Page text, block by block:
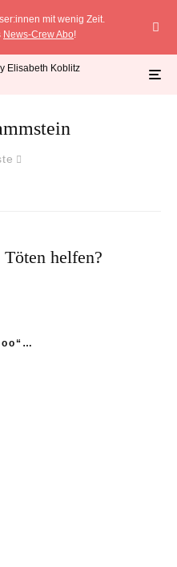
mit wenig Zeit.
News-Crew Abo!
helfen?